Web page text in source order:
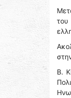
του
Β.